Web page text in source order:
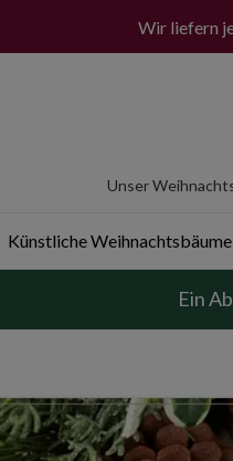
Wir liefern
Unser
Künstliche Weihnachtsbäume
Ein